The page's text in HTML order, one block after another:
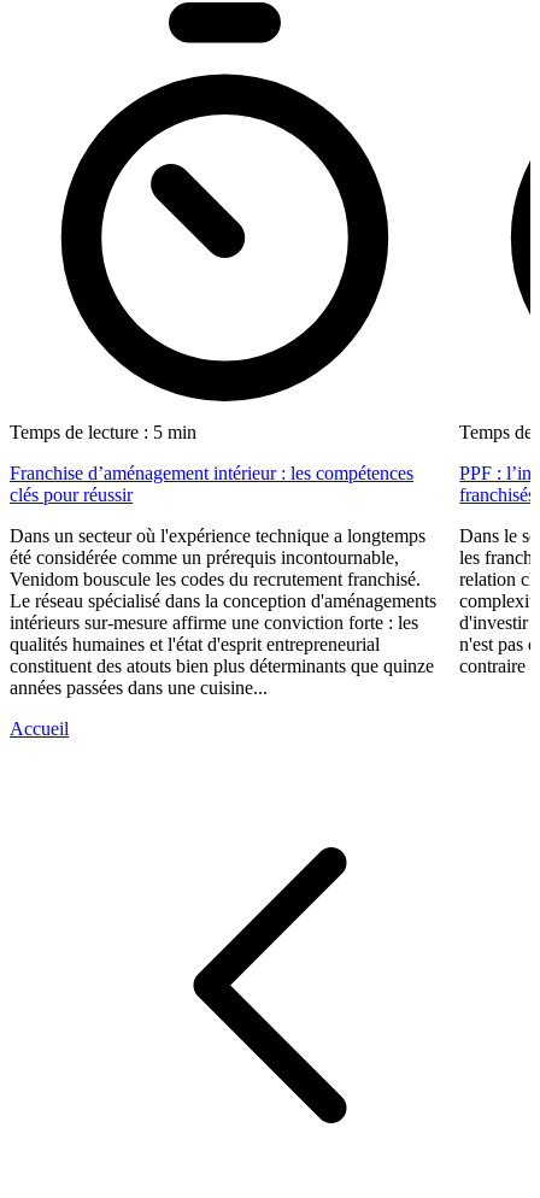
Temps de lecture : 5 min
Franchise d’aménagement intérieur : les compétences
clés pour réussir
Dans un secteur où l'expérience technique a longtemps
été considérée comme un prérequis incontournable,
Venidom bouscule les codes du recrutement franchisé.
Le réseau spécialisé dans la conception d'aménagements
intérieurs sur-mesure affirme une conviction forte : les
qualités humaines et l'état d'esprit entrepreneurial
constituent des atouts bien plus déterminants que quinze
années passées dans une cuisine...
Temps de
PPF :
franchisés
Dans le
les
relation
d'investir
n'est pas
contraire
Accueil